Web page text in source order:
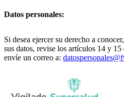
Datos personales:
Si desea ejercer su derecho a
sus datos, revise los artículos 14 y
envíe un correo a: